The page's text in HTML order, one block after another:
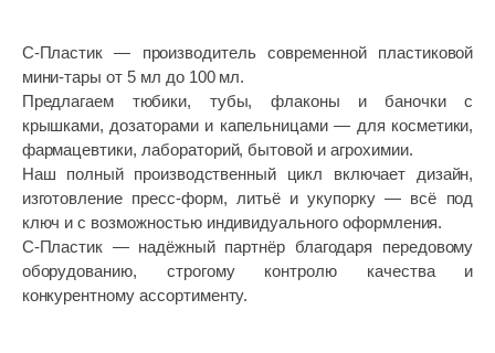
120 руб.
С‑Пластик — производитель современной пластиковой
мини‑тары от 5 мл до 100 мл.
Предлагаем тюбики, тубы, флаконы и баночки с
крышками, дозаторами и капельницами — для косметики,
фармацевтики, лабораторий, бытовой и агрохимии.
Наш полный производственный цикл включает дизайн,
изготовление пресс‑форм, литьё и укупорку — всё под
ключ и с возможностью индивидуального оформления.
С‑Пластик — надёжный партнёр благодаря передовому
оборудованию, строгому контролю качества и
конкурентному ассортименту.